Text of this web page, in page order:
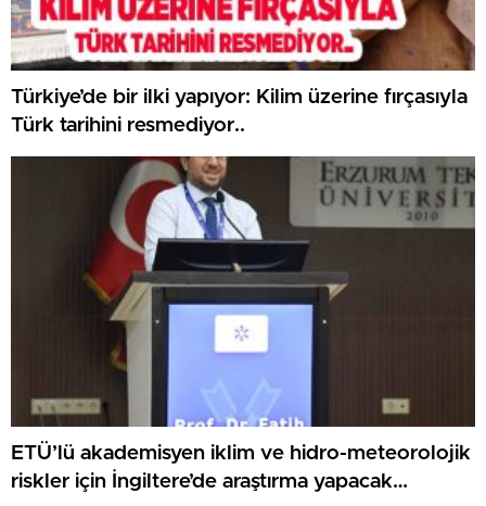
Türkiye’de bir ilki yapıyor: Kilim üzerine fırçasıyla
Türk tarihini resmediyor..
ETÜ’lü akademisyen iklim ve hidro-meteorolojik
riskler için İngiltere’de araştırma yapacak…